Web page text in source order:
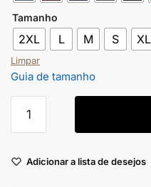
Tamanho
2XL L M S XL
Limpar
Guia de tamanho
Adicionar a lista de desejos